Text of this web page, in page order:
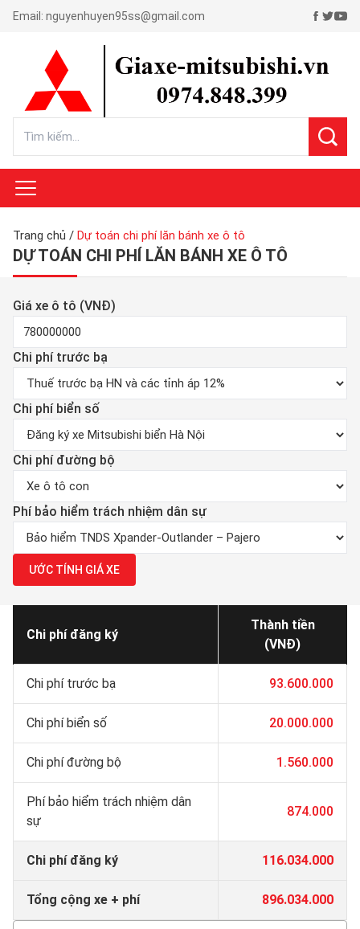
Email: nguyenhuyen95ss@gmail.com
Trang chủ / Dự toán chi phí lăn bánh xe ô tô
DỰ TOÁN CHI PHÍ LĂN BÁNH XE Ô TÔ
Giá xe ô tô (VNĐ)
Chi phí trước bạ
Chi phí biển số
Chi phí đường bộ
Phí bảo hiểm trách nhiệm dân sự
ƯỚC TÍNH GIÁ XE
Chi phí đăng ký
Thành tiền
(VNĐ)
Chi phí trước bạ 93.600.000
Chi phí biển số 20.000.000
Chi phí đường bộ 1.560.000
Phí bảo hiểm trách nhiệm dân
sự
874.000
Chi phí đăng ký 116.034.000
Tổng cộng xe + phí 896.034.000